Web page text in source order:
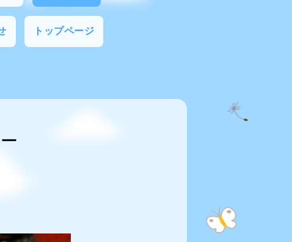
トップページ